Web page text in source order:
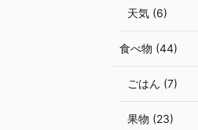
天気 (6)
食べ物 (44)
ごはん (7)
果物 (23)